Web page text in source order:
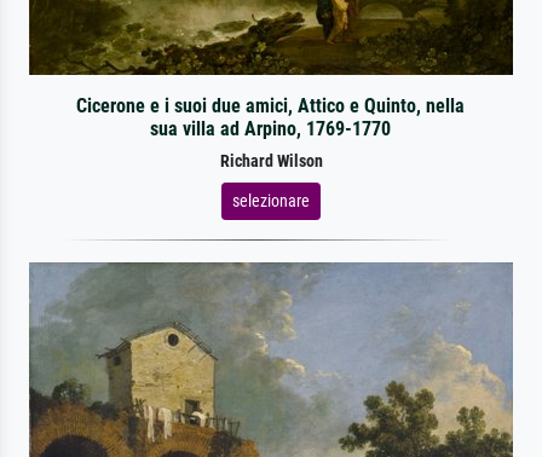
Cicerone e i suoi due amici, Attico e Quinto, nella
sua villa ad Arpino, 1769-1770
Richard Wilson
selezionare